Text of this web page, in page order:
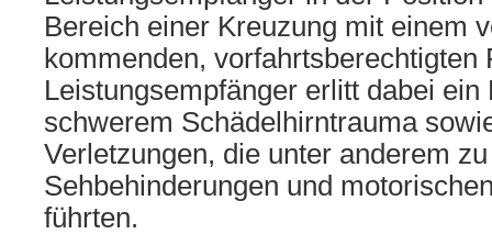
Bereich einer Kreuzung mit einem
kommenden, vorfahrtsberechtigten
Leistungsempfänger erlitt dabei ein
schwerem Schädelhirntrauma
Verletzungen, die unter anderem
Sehbehinderungen und
führten.